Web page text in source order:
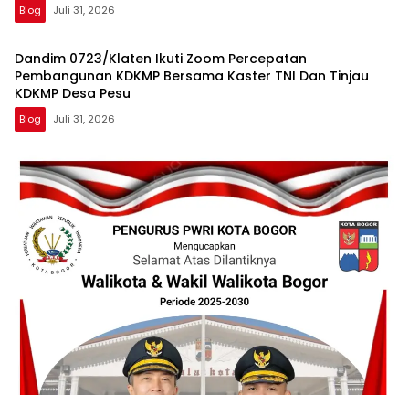
Blog Juli 31, 2026
Dandim 0723/Klaten Ikuti Zoom Percepatan
Pembangunan KDKMP Bersama Kaster TNI Dan Tinjau
KDKMP Desa Pesu
Blog Juli 31, 2026